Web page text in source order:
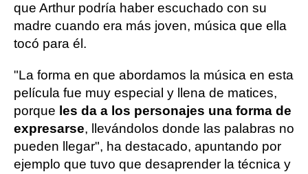
que Arthur podría haber escuchado con su
madre cuando era más joven, música que ella
tocó para él.
"La forma en que abordamos la música en esta
película fue muy especial y llena de matices,
porque les da a los personajes una forma de
expresarse, llevándolos donde las palabras no
pueden llegar", ha destacado, apuntando por
ejemplo que tuvo que desaprender la técnica y